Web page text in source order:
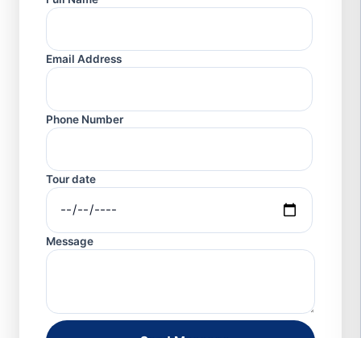
Email Address
Phone Number
Tour date
Message